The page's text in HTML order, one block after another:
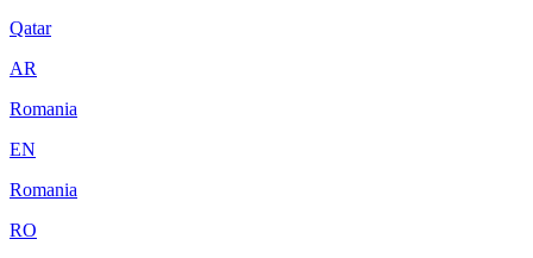
Qatar
AR
Romania
EN
Romania
RO